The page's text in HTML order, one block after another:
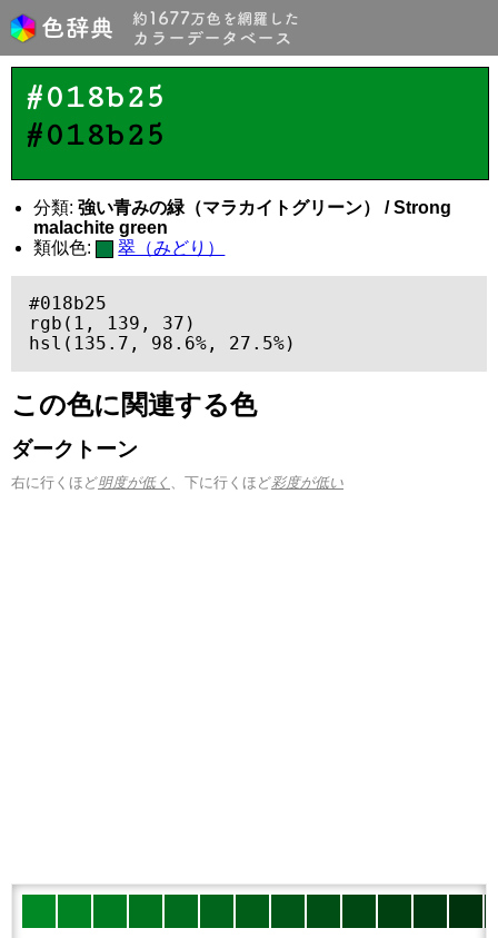
#018b25
#018b25
分類: 強い青みの緑（マラカイトグリーン） / Strong
malachite green
類似色:
翠（みどり）
#018b25
rgb(1, 139, 37)
hsl(135.7, 98.6%, 27.5%)
この色に関連する色
ダークトーン
右に行くほど明度が低く 、下に行くほど彩度が低い